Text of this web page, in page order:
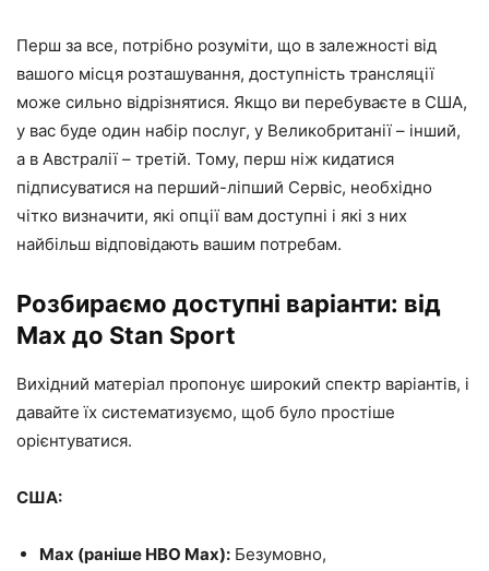
Перш за все, потрібно розуміти, що в залежності від
вашого місця розташування, доступність трансляції
може сильно відрізнятися. Якщо ви перебуваєте в США,
у вас буде один набір послуг, у Великобританії – інший,
а в Австралії – третій. Тому, перш ніж кидатися
підписуватися на перший-ліпший Сервіс, необхідно
чітко визначити, які опції вам доступні і які з них
найбільш відповідають вашим потребам.
Розбираємо доступні варіанти: від
Max до Stan Sport
Вихідний матеріал пропонує широкий спектр варіантів, і
давайте їх систематизуємо, щоб було простіше
орієнтуватися.
США:
Max (раніше HBO Max): Безумовно,